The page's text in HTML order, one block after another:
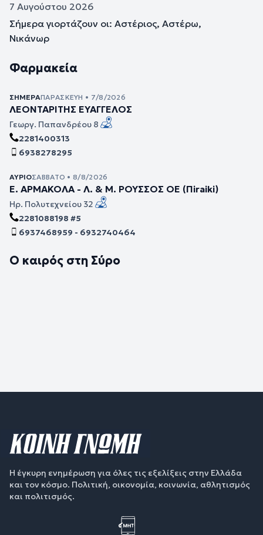
7 Αυγούστου 2026
Σήμερα γιορτάζουν οι: Αστέριος, Αστέρω,
Νικάνωρ
Φαρμακεία
ΣΉΜΕΡΑΠΑΡΑΣΚΕΥΉ • 7/8/2026
ΛΕΟΝΤΑΡΙΤΗΣ ΕΥΑΓΓΕΛΟΣ
Γεωργ. Παπανδρέου 8
2281400313
6938278295
ΑΎΡΙΟΣΆΒΒΑΤΟ • 8/8/2026
Ε. ΑΡΜΑΚΟΛΑ - Λ. & Μ. ΡΟΥΣΣΟΣ ΟΕ (Πiraiki)
Ηρ. Πολυτεχνείου 32
2281088198 #5
6937468959 - 6932740464
Ο καιρός στη Σύρο
Η έγκυρη ενημέρωση για όλες τις εξελίξεις στην Ελλάδα
και τον κόσμο. Πολιτική, οικονομία, κοινωνία, αθλητισμός
και πολιτισμός.